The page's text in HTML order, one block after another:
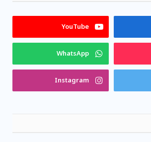
YouTube
WhatsApp
Instagram